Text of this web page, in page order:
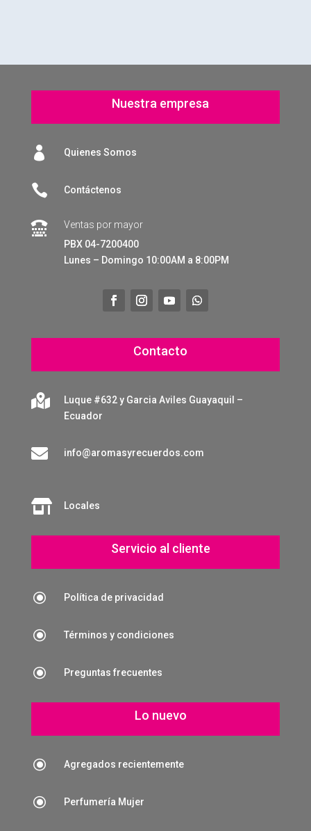
Nuestra empresa
 Quienes Somos
 Contáctenos

Ventas por mayor
PBX 04-7200400
Lunes – Domingo 10:00AM a 8:00PM
Contacto

Luque #632 y Garcia Aviles Guayaquil –
Ecuador
 info@aromasyrecuerdos.com
 Locales
Servicio al cliente
\ Política de privacidad
\ Términos y condiciones
\ Preguntas frecuentes
Lo nuevo
\ Agregados recientemente
\ Perfumería Mujer